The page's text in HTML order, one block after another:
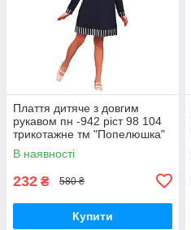
Плаття дитяче з довгим
рукавом пн -942 ріст 98 104
трикотажне тм "Попелюшка"
В наявності
232 ₴ 580 ₴
Купити